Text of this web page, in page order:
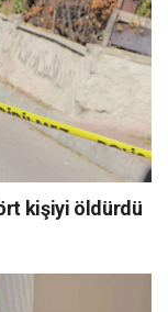
kişiyi öldürdü